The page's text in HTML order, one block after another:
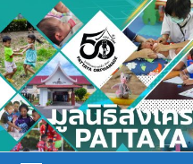
Skip
to
content